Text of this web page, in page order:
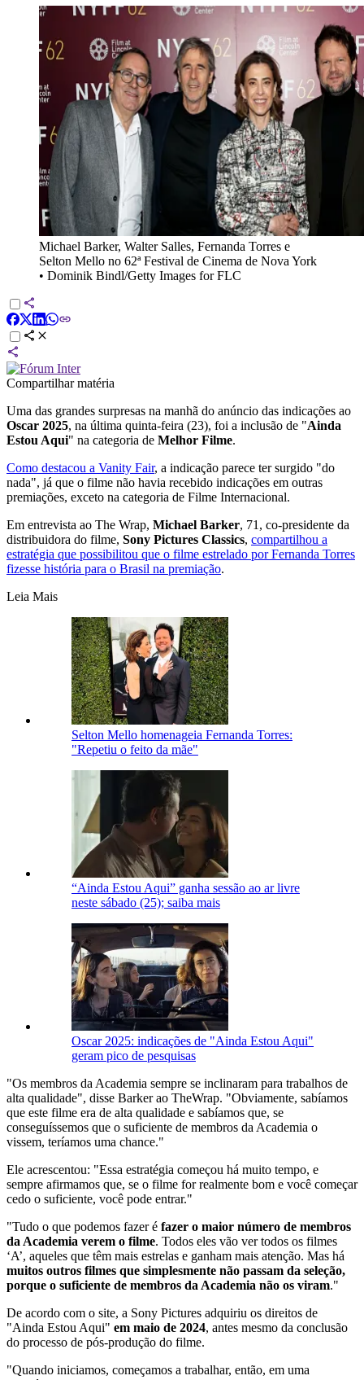
Michael Barker, Walter Salles, Fernanda Torres e
Selton Mello no 62ª Festival de Cinema de Nova York
• Dominik Bindl/Getty Images for FLC
Compartilhar matéria
Uma das grandes surpresas na manhã do anúncio das indicações ao
Oscar 2025, na última quinta-feira (23), foi a inclusão de "Ainda
Estou Aqui" na categoria de Melhor Filme.
Como destacou a Vanity Fair, a indicação parece ter surgido "do
nada", já que o filme não havia recebido indicações em outras
premiações, exceto na categoria de Filme Internacional.
Em entrevista ao The Wrap, Michael Barker, 71, co-presidente da
distribuidora do filme, Sony Pictures Classics, compartilhou a
estratégia que possibilitou que o filme estrelado por Fernanda Torres
fizesse história para o Brasil na premiação.
Leia Mais
Selton Mello homenageia Fernanda Torres:
"Repetiu o feito da mãe"
“Ainda Estou Aqui” ganha sessão ao ar livre
neste sábado (25); saiba mais
Oscar 2025: indicações de "Ainda Estou Aqui"
geram pico de pesquisas
"Os membros da Academia sempre se inclinaram para trabalhos de
alta qualidade", disse Barker ao TheWrap. "Obviamente, sabíamos
que este filme era de alta qualidade e sabíamos que, se
conseguíssemos que o suficiente de membros da Academia o
vissem, teríamos uma chance."
Ele acrescentou: "Essa estratégia começou há muito tempo, e
sempre afirmamos que, se o filme for realmente bom e você começar
cedo o suficiente, você pode entrar."
"Tudo o que podemos fazer é fazer o maior número de membros
da Academia verem o filme. Todos eles vão ver todos os filmes
‘A’, aqueles que têm mais estrelas e ganham mais atenção. Mas há
muitos outros filmes que simplesmente não passam da seleção,
porque o suficiente de membros da Academia não os viram."
De acordo com o site, a Sony Pictures adquiriu os direitos de
"Ainda Estou Aqui" em maio de 2024, antes mesmo da conclusão
do processo de pós-produção do filme.
"Quando iniciamos, começamos a trabalhar, então, em uma